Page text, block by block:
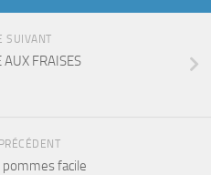
SUIVANT
AUX FRAISES
facile